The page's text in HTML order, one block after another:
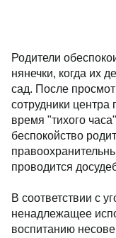
Родители
нянечки, когда их
сад. После
сотрудники центра
время "тихого
беспокойство
проводится
В соответствии с
ненадлежащее
воспитанию